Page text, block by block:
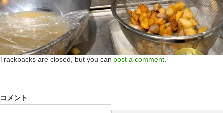
Trackbacks are closed, but you can post a comment.
コメント